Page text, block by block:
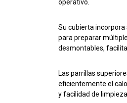
operativo.
Su cubierta incorpora
para preparar
desmontables,
Las parrillas
eficientemente el
y facilidad de